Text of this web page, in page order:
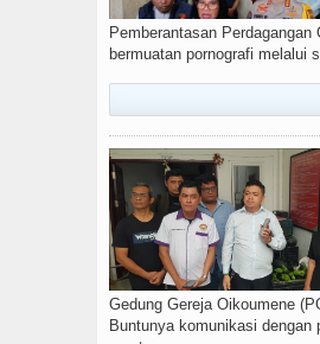
Pemberantasan
bermuatan pornografi melalui
Gedung Gereja Oikoumene
Buntunya komunikasi